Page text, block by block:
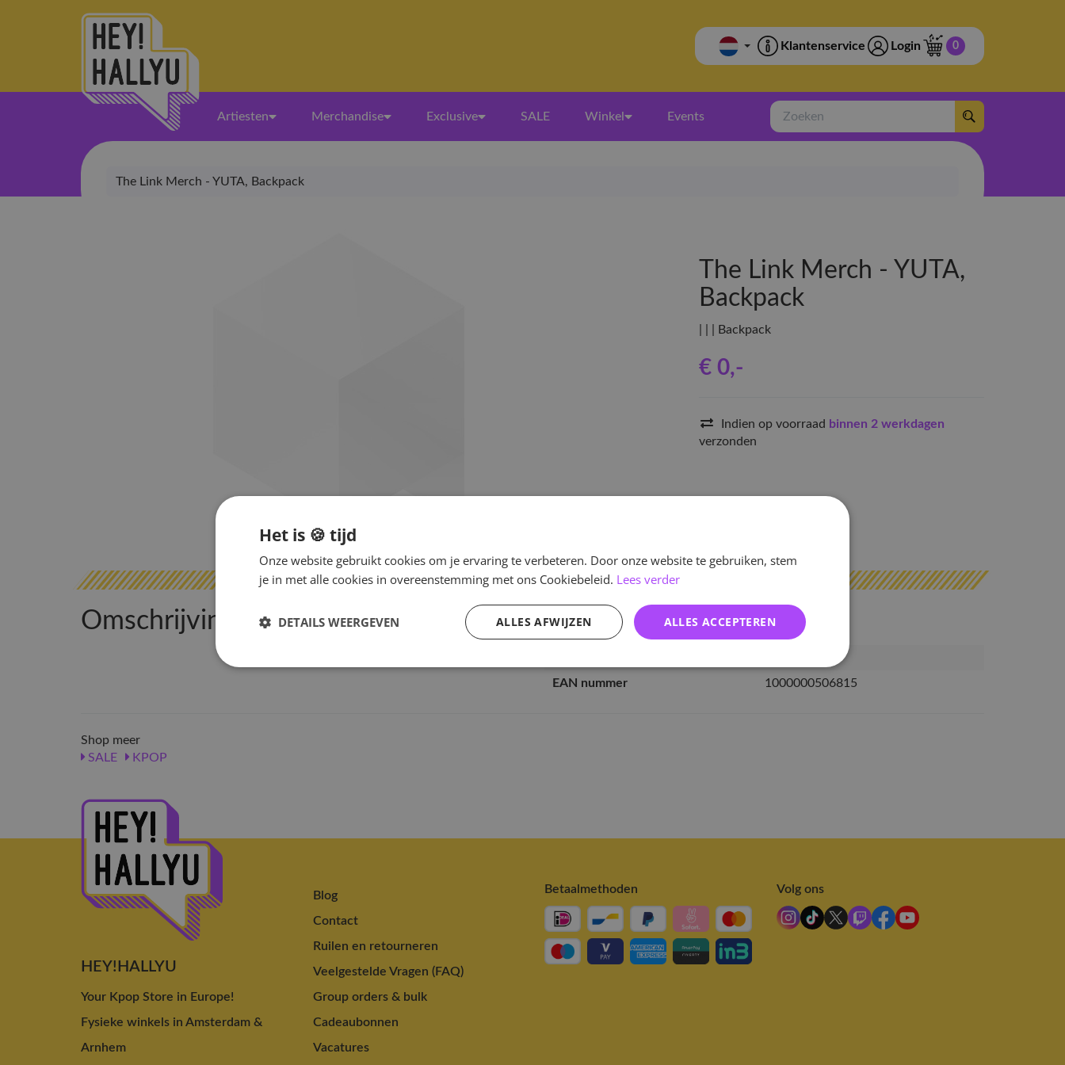
Klantenservice Login 0
Artiesten Merchandise Exclusive SALE Winkel Events
Zoeken
The Link Merch - YUTA, Backpack
The Link Merch - YUTA,
Backpack
| | | Backpack
€ 0,-
Indien op voorraad binnen 2 werkdagen
verzonden
Omschrijving Specificaties
EAN nummer
1000000506815
Shop meer
SALE
KPOP
HEY!HALLYU
Your Kpop Store in Europe!
Fysieke winkels in Amsterdam &
Arnhem
Blog
Contact
Ruilen en retourneren
Veelgestelde Vragen (FAQ)
Group orders & bulk
Cadeaubonnen
Vacatures
Betaalmethoden Volg ons
Het is 🍪 tijd
Onze website gebruikt cookies om je ervaring te verbeteren. Door onze website te gebruiken, stem
je in met alle cookies in overeenstemming met ons Cookiebeleid. Lees verder
ALLES ACCEPTEREN
ALLES AFWIJZEN
DETAILS WEERGEVEN